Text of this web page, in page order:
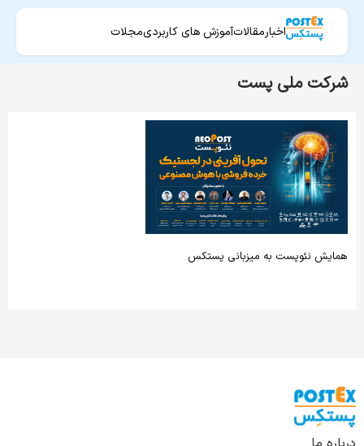
اخبارمقالاتآموزش های کاربردیمجلات
شرکت ملی پست
همایش نئوپست به میزبانی پستکس